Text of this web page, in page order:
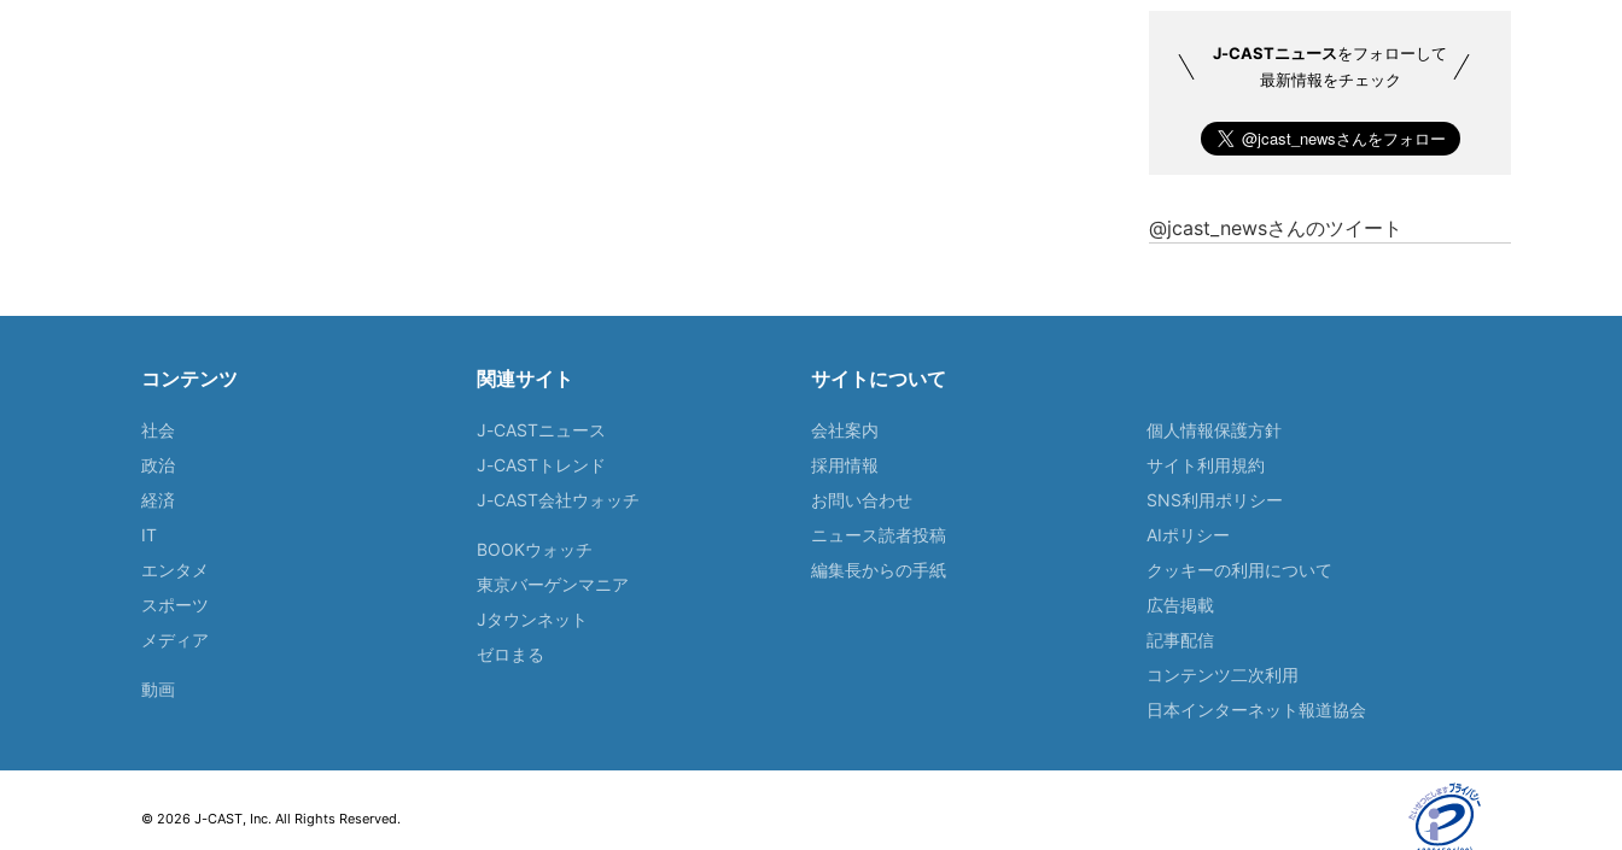
J-CASTニュースをフォローして
最新情報をチェック
@jcast_newsさんのツイート
コンテンツ
社会
政治
経済
IT
エンタメ
スポーツ
メディア
動画
関連サイト
J-CASTニュース
J-CASTトレンド
J-CAST会社ウォッチ
BOOKウォッチ
東京バーゲンマニア
Jタウンネット
ゼロまる
サイトについて
会社案内
採用情報
お問い合わせ
ニュース読者投稿
編集長からの手紙
個人情報保護方針
サイト利用規約
SNS利用ポリシー
AIポリシー
クッキーの利用について
広告掲載
記事配信
コンテンツ二次利用
日本インターネット報道協会
© 2026 J-CAST, Inc. All Rights Reserved.